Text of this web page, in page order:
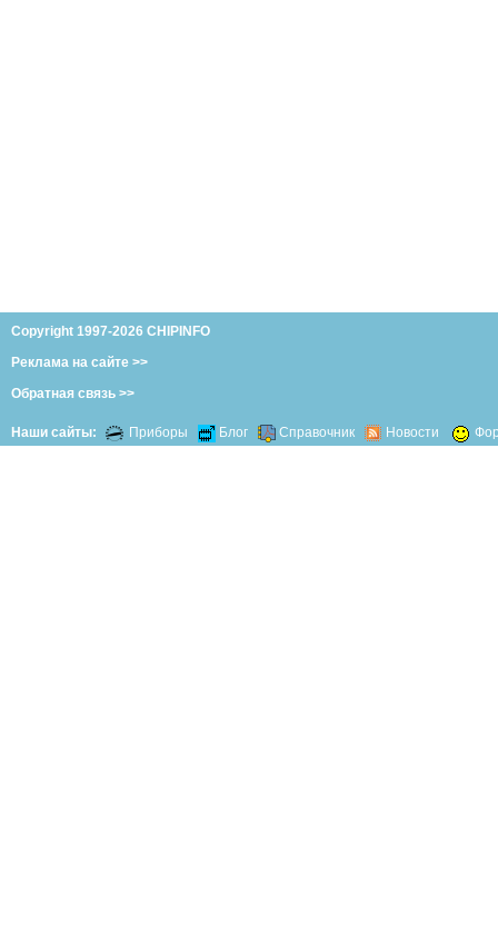
Copyright 1997-2026 CHIPINFO
Реклама на сайте >>
Обратная связь >>
Наши сайты: Приборы Блог Справочник Новости